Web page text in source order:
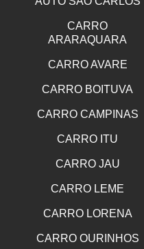
CARRO
ARARAQUARA
CARRO AVARE
CARRO BOITUVA
CARRO CAMPINAS
CARRO ITU
CARRO JAU
CARRO LEME
CARRO LORENA
CARRO OURINHOS